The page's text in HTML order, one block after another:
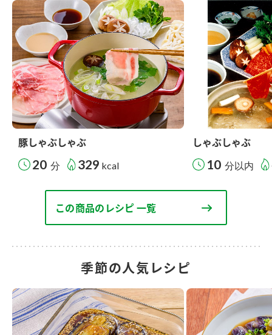
豚しゃぶしゃぶ
20 分 329 kcal
しゃぶしゃぶ
10 分以内
この商品のレシピ 一覧
季節の人気レシピ